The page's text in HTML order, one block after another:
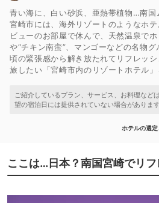
青い海に、白い砂浜、亜熱帯植物…南国
宮崎市には、海外リゾートのようなホ
ビューのお部屋で休んで、天然温泉で
や“チキン南蛮”、マンゴーなどの名物
頃の緊張感から解き放たれてリフレッ
旅したい「宮崎市内のリゾートホテル」
ホテルの選
ここは…日本？南国宮崎でリフ